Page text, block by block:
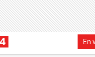
En